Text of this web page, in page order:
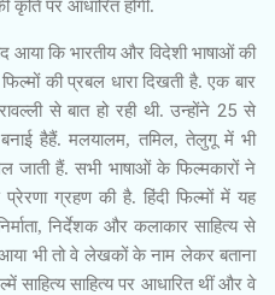
कृति पर आधारित होंगी.
आया कि भारतीय और विदेशी भाषाओं की
की प्रबल धारा दिखती है. एक बार
से बात हो रही थी. उन्होंने 25से
हैहैं. मलयालम, तमिल, तेलुगू में भी
जाती हैं. सभी भाषाओं के फिल्मकारों ने
ग्रहण की है. हिंदी फिल्मों में यह
निर्देशक और कलाकार साहित्य से
भी तो वे लेखकों के नाम लेकर बताना
साहित्य पर आधारित थीं और वे